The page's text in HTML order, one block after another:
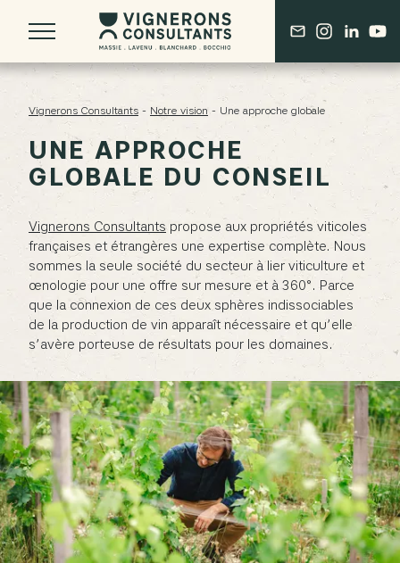
QUI SOMMES-NOUS ?
L’HÉRITAGE DERENONCOURT
DES RACINES BORDELAISES
UN COLLECTIF DE TALENTS EXPÉRIMENTÉS
NOS SERVICES
CONSEIL EN VITICULTURE & ŒNOLOGIE
CONSEIL EN DÉMARCHES ENVIRONNEMENTALES
PROMOTION ET COMMUNICATION
FORMATION & TRANSMISSION
NOTRE VISION
UNE APPROCHE GLOBALE
UNE R&D PERMANENTE
UN MÉTIER EN ÉVOLUTION
Vignerons Consultants - Notre vision - Une approche globale
UNE APPROCHE
GLOBALE DU CONSEIL
Vignerons Consultants propose aux propriétés viticoles
françaises et étrangères une expertise complète. Nous
sommes la seule société du secteur à lier viticulture et
œnologie pour une offre sur mesure et à 360°. Parce
que la connexion de ces deux sphères indissociables
de la production de vin apparaît nécessaire et qu’elle
s’avère porteuse de résultats pour les domaines.